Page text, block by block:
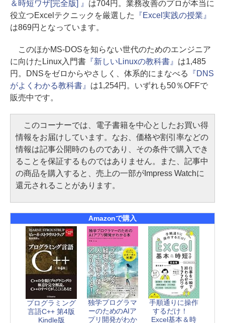
＆時短ワザ[完全版] 』 は704円。業務改善のプロが本当に
役立つExcelテクニックを厳選した
『Excel実践の授業』
は869円となっています。
このほかMS-DOSを知らない世代のためのエンジニア
に向けたLinux入門書『新しいLinuxの教科書』 は1,485
円。DNSをゼロからやさしく、体系的にまなべる 『DNS
がよくわかる教科書』 は1,254円。いずれも50％OFFで
販売中です。
このコーナーでは、電子書籍を中心としたお買い得
情報をお届けしています。なお、価格や割引率などの
情報は記事公開時のものであり、その条件で購入でき
ることを保証するものではありません。また、記事中
の商品を購入すると、売上の一部がImpress Watchに
還元されることがあります。
Amazonで購入
プログラミング
言語C++ 第4版
Kindle版
独学プログラマ
ーのためのAIア
プリ開発がわか
手順通りに操作
するだけ！
Excel基本＆時